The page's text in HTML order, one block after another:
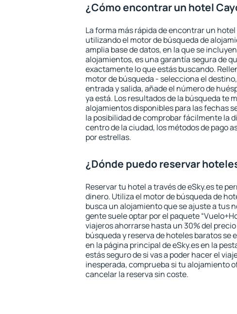
¿Cómo encontrar un hotel
La forma más rápida de encontrar un hotel
utilizando el motor de búsqueda de
amplia base de datos, en la que se
alojamientos, es una garantía segura de
exactamente lo que estás buscando.
motor de búsqueda - selecciona el
entrada y salida, añade el número de
ya está. Los resultados de la búsqueda te
alojamientos disponibles para las fechas
la posibilidad de comprobar fácilmente la
centro de la ciudad, los métodos de pago
por estrellas.
¿Dónde puedo reservar
Reservar tu hotel a través de eSky.es te
dinero. Utiliza el motor de búsqueda de
busca un alojamiento que se ajuste a tus
gente suele optar por el paquete
viajeros ahorrarse hasta un 30% del
búsqueda y reserva de hoteles baratos se
en la página principal de eSky.es en la
estás seguro de si vas a poder hacer el
inesperada, comprueba si tu alojamiento
cancelar la reserva sin coste.